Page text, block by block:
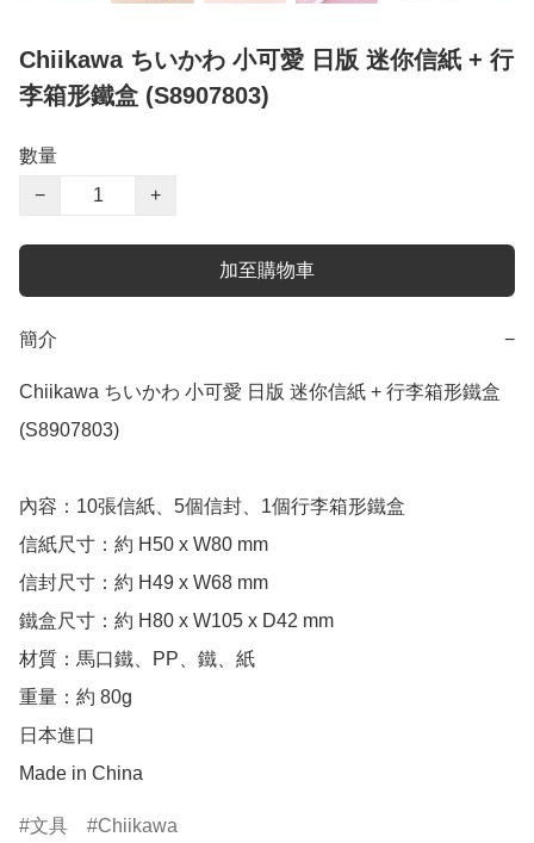
Chiikawa ちいかわ 小可愛 日版 迷你信紙 + 行
李箱形鐵盒 (S8907803)
數量
−
+
加至購物車
簡介 −
Chiikawa ちいかわ 小可愛 日版 迷你信紙 + 行李箱形鐵盒
(S8907803)
內容：10張信紙、5個信封、1個行李箱形鐵盒
信紙尺寸：約 H50 x W80 mm
信封尺寸：約 H49 x W68 mm
鐵盒尺寸：約 H80 x W105 x D42 mm
材質：馬口鐵、PP、鐵、紙
重量：約 80g
日本進口
Made in China
文具 Chiikawa